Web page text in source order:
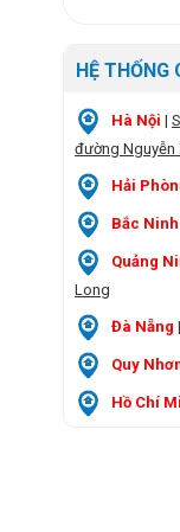
HỆ THỐNG
Hà Nội |
đường Nguyễn
Hải
Bắc Ninh
Quảng
Long
Đà Nẵng |
Quy
Hồ Chí